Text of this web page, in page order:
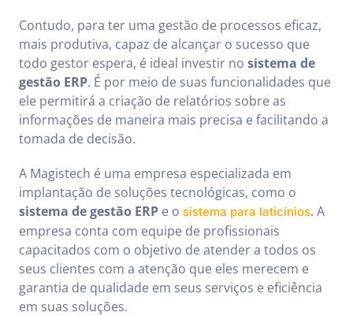
Contudo, para ter uma gestão de processos eficaz,
mais produtiva, capaz de alcançar o sucesso que
todo gestor espera, é ideal investir no sistema de
gestão ERP. É por meio de suas funcionalidades que
ele permitirá a criação de relatórios sobre as
informações de maneira mais precisa e facilitando a
tomada de decisão.
A Magistech é uma empresa especializada em
implantação de soluções tecnológicas, como o
sistema de gestão ERP e o sistema para laticínios. A
empresa conta com equipe de profissionais
capacitados com o objetivo de atender a todos os
seus clientes com a atenção que eles merecem e
garantia de qualidade em seus serviços e eficiência
em suas soluções.